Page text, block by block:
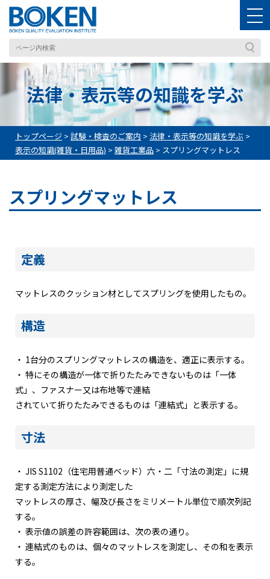
法律・表示等の知識を学ぶ
トップページ > 試験・検査のご案内 > 法律・表示等の知識を学ぶ >
表示の知識(雑貨・日用品) > 雑貨⼯業品 > スプリングマットレス
スプリングマットレス
定義
マットレスのクッション材としてスプリングを使用したもの。
構造
・ 1台分のスプリングマットレスの構造を、適正に表示する。
・ 特にその構造が一体で折りたたみできないものは「一体
式」、ファスナー又は布地等で連結
されていて折りたたみできるものは「連結式」と表示する。
寸法
・ JIS S1102（住宅用普通ベッド）六・二「寸法の測定」に規
定する測定方法により測定した
マットレスの厚さ、幅及び長さをミリメートル単位で順次列記
する。
・ 表示値の誤差の許容範囲は、次の表の通り。
・ 連結式のものは、個々のマットレスを測定し、その和を表示
する。